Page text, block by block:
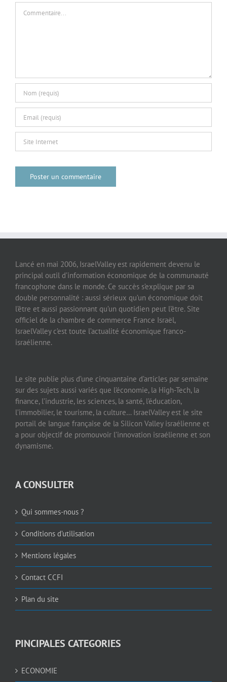
Commentaire
Lancé en mai 2006, IsraelValley est rapidement devenu le
principal outil d’information économique de la communauté
francophone dans le monde. Ce succès s’explique par sa
double personnalité : aussi sérieux qu’un économique doit
l’être et aussi passionnant qu’un quotidien peut l’être. Site
officiel de la chambre de commerce France Israël,
IsraelValley c’est toute l’actualité économique franco-
israélienne.
Le site publie plus d’une cinquantaine d’articles par semaine
sur des sujets aussi variés que l’économie, la High-Tech, la
finance, l’industrie, les sciences, la santé, l’éducation,
l’immobilier, le tourisme, la culture… IsraelValley est le site
portail de langue française de la Silicon Valley israélienne et
a pour objectif de promouvoir l’innovation israélienne et son
dynamisme.
A CONSULTER
Qui sommes-nous ?
Conditions d’utilisation
Mentions légales
Contact CCFI
Plan du site
PINCIPALES CATEGORIES
ECONOMIE